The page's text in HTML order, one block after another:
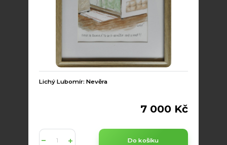
Lichý Lubomír: Nevěra
7 000 Kč
Do košíku